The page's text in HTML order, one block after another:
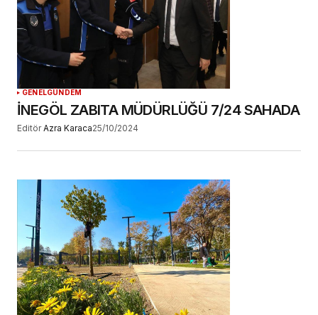
GENELGÜNDEM
İNEGÖL ZABITA MÜDÜRLÜĞÜ 7/24 SAHADA
Editör Azra Karaca25/10/2024